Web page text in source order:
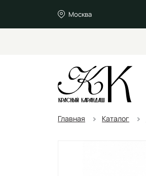
Москва
Главная Каталог